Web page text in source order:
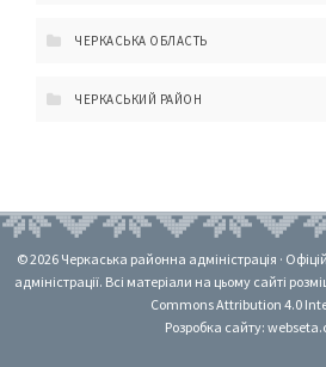
ЧЕРКАСЬКА ОБЛАСТЬ
ЧЕРКАСЬКИЙ РАЙОН
© 2026 Черкаська районна адміністрація ·
адміністрації. Всі матеріали на цьому сайті
Commons Attribution 4.0
Розробка сайту: